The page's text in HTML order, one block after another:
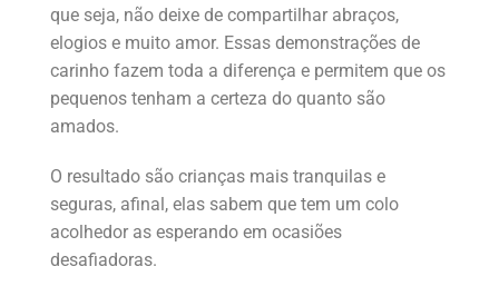
que seja, não deixe de compartilhar abraços,
elogios e muito amor. Essas demonstrações de
carinho fazem toda a diferença e permitem que os
pequenos tenham a certeza do quanto são
amados.
O resultado são crianças mais tranquilas e
seguras, afinal, elas sabem que tem um colo
acolhedor as esperando em ocasiões
desafiadoras.